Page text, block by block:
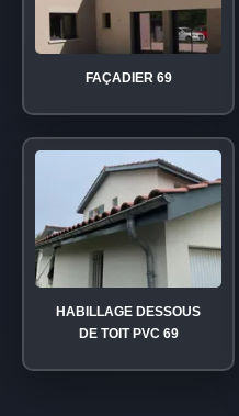
FAÇADIER 69
HABILLAGE DESSOUS
DE TOIT PVC 69